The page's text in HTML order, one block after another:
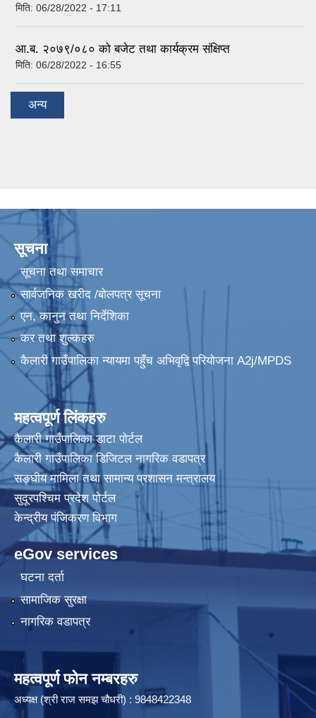
मिति: 06/28/2022 - 17:11
आ.ब. २०७९/०८० को बजेट तथा कार्यक्रम संक्षिप्त
मिति: 06/28/2022 - 16:55
अन्य
सूचना
सूचना तथा समाचार
सार्वजनिक खरीद /बोलपत्र सूचना
एन, कानुन तथा निर्देशिका
कर तथा शुल्कहरु
कैलारी गाउँपालिका न्यायमा पहुँच अभिवृद्वि परियोजना A2j/MPDS
महत्वपूर्ण लिंकहरु
कैलारी गाउँपालिका डाटा पाेर्टल
कैलारी गाउँपालिका डिजिटल नागरिक वडापत्र
सङ्घीय मामिला तथा सामान्य प्रशासन मन्त्रालय
सुदूरपश्चिम प्रदेश पोर्टल
केन्द्रीय प‌ंजिकरण विभाग
eGov services
घटना दर्ता
सामाजिक सुरक्षा
नागरिक वडापत्र
महत्वपूर्ण फोन नम्बरहरु
अध्यक्ष (श्री राज समझ चौधरी) : 9848422348